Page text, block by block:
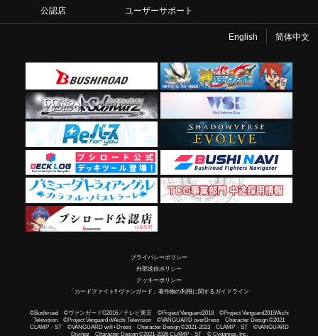
公認店
ユーザーサポート
English 简体中文
プライバシーポリシー
外部送信ポリシー
クッキーポリシー
「カードファイト!! ヴァンガード」著作物の利用に関するガイドライン
©Bushiroad ©ヴァンガードG2016／テレビ東京 ©Project Vanguard2018 ©Project Vanguard2019/Aichi
Television ©Project Vanguard if/Aichi Television ©VANGUARD overDress Character Design ©2021
CLAMP・ST ©VANGUARD will+Dress Character Design ©2021-2023 CLAMP・ST ©VANGUARD
Divinez Character Design ©2021-2026 CLAMP・ST © Cygames, Inc.